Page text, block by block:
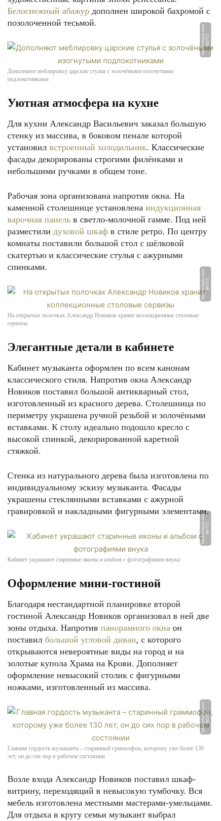
Белоснежный абажур дополнен широкой бахромой с
позолоченной тесьмой.
Ф
О
Т
О:
b
e
z
f
o
r
m
a
t
a.
c
o
m
Дополняют меблировку царские стулья с золочёными изогнутыми
подлокотниками
Уютная атмосфера на кухне
Для кухни Александр Васильевич заказал большую
стенку из массива, в боковом пенале которой
установил встроенный холодильник. Классические
фасады декорированы строгими филёнками и
небольшими ручками в общем тоне.
Рабочая зона организована напротив окна. На
каменной столешнице установлена индукционная
варочная панель в светло-молочной гамме. Под ней
разместили духовой шкаф в стиле ретро. По центру
комнаты поставили большой стол с шёлковой
скатертью и классические стулья с ажурными
спинками.
Ф
О
Т
О:
b
e
z
f
o
r
m
a
t
a.
c
o
m
На открытых полочках Александр Новиков хранит коллекционные столовые
сервизы
Элегантные детали в кабинете
Кабинет музыканта оформлен по всем канонам
классического стиля. Напротив окна Александр
Новиков поставил большой антикварный стол,
изготовленный из красного дерева. Столешница по
периметру украшена ручной резьбой и золочёными
вставками. К столу идеально подошло кресло с
высокой спинкой, декорированной каретной
стяжкой.
Стенка из натурального дерева была изготовлена по
индивидуальному эскизу музыканта. Фасады
украшены стеклянными вставками с ажурной
гравировкой и накладными фигурными элементами.
Ф
О
Т
О:
b
e
z
f
o
r
m
a
t
a.
c
o
m
Кабинет украшают старинные иконы и альбом с фотографиями внука
Оформление мини-гостиной
Благодаря нестандартной планировке второй
гостиной Александр Новиков организовал в ней две
зоны отдыха. Напротив панорамного окна он
поставил большой угловой диван, с которого
открываются невероятные виды на город и на
золотые купола Храма на Крови. Дополняет
оформление невысокий столик с фигурными
ножками, изготовленный из массива.
Ф
О
Т
О:
b
e
z
f
o
r
m
a
t
a.
c
o
m
Главная гордость музыканта – старинный граммофон, которому уже более 130
лет, он до сих пор в рабочем состоянии
Возле входа Александр Новиков поставил шкаф-
витрину, переходящий в невысокую тумбочку. Вся
мебель изготовлена местными мастерами-умельцами.
Для отдыха в кругу семьи музыкант выбрал